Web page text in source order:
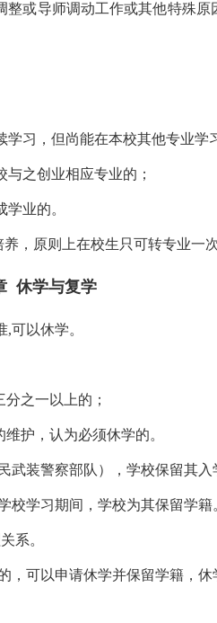
或导师调动工作或其他特殊
习，但尚能在本校其他专业学
之创业相应专业的；
业的。
养，原则上在校生只可转专业一
休学与复学
,可以休学。
之一以上的；
护，认为必须休学的。
武装警察部队），学校保留其
学习期间，学校为其保留学籍
系。
，可以申请休学并保留学籍，